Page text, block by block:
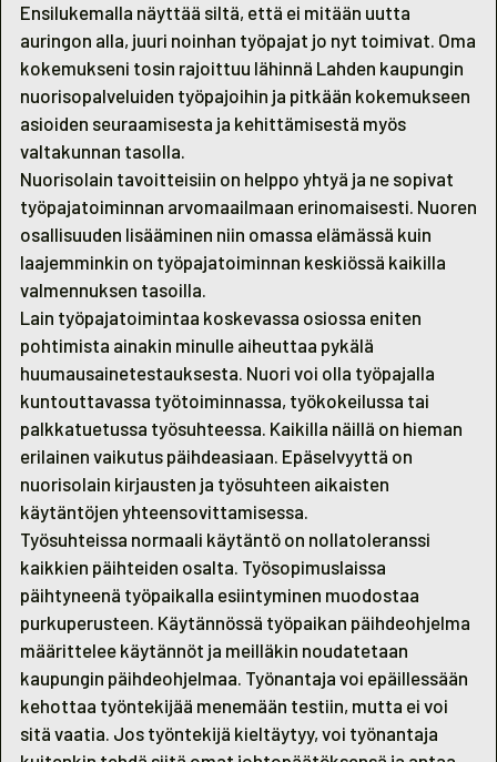
Ensilukemalla näyttää siltä, että ei mitään uutta
auringon alla, juuri noinhan työpajat jo nyt toimivat. Oma
kokemukseni tosin rajoittuu lähinnä Lahden kaupungin
nuorisopalveluiden työpajoihin ja pitkään kokemukseen
asioiden seuraamisesta ja kehittämisestä myös
valtakunnan tasolla.
Nuorisolain tavoitteisiin on helppo yhtyä ja ne sopivat
työpajatoiminnan arvomaailmaan erinomaisesti. Nuoren
osallisuuden lisääminen niin omassa elämässä kuin
laajemminkin on työpajatoiminnan keskiössä kaikilla
valmennuksen tasoilla.
Lain työpajatoimintaa koskevassa osiossa eniten
pohtimista ainakin minulle aiheuttaa pykälä
huumausainetestauksesta. Nuori voi olla työpajalla
kuntouttavassa työtoiminnassa, työkokeilussa tai
palkkatuetussa työsuhteessa. Kaikilla näillä on hieman
erilainen vaikutus päihdeasiaan. Epäselvyyttä on
nuorisolain kirjausten ja työsuhteen aikaisten
käytäntöjen yhteensovittamisessa.
Työsuhteissa normaali käytäntö on nollatoleranssi
kaikkien päihteiden osalta. Työsopimuslaissa
päihtyneenä työpaikalla esiintyminen muodostaa
purkuperusteen. Käytännössä työpaikan päihdeohjelma
määrittelee käytännöt ja meilläkin noudatetaan
kaupungin päihdeohjelmaa. Työnantaja voi epäillessään
kehottaa työntekijää menemään testiin, mutta ei voi
sitä vaatia. Jos työntekijä kieltäytyy, voi työnantaja